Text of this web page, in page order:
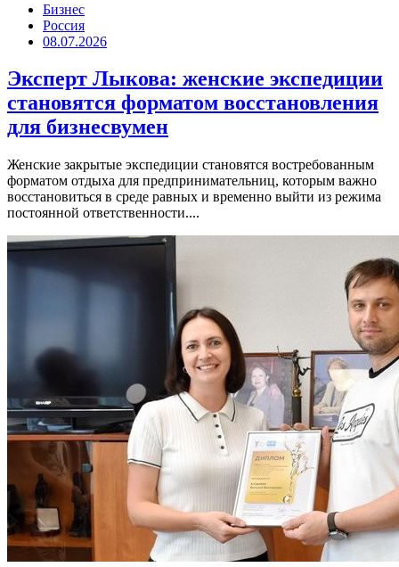
Бизнес
Россия
08.07.2026
Эксперт Лыкова: женские экспедиции
становятся форматом восстановления
для бизнесвумен
Женские закрытые экспедиции становятся востребованным
форматом отдыха для предпринимательниц, которым важно
восстановиться в среде равных и временно выйти из режима
постоянной ответственности....